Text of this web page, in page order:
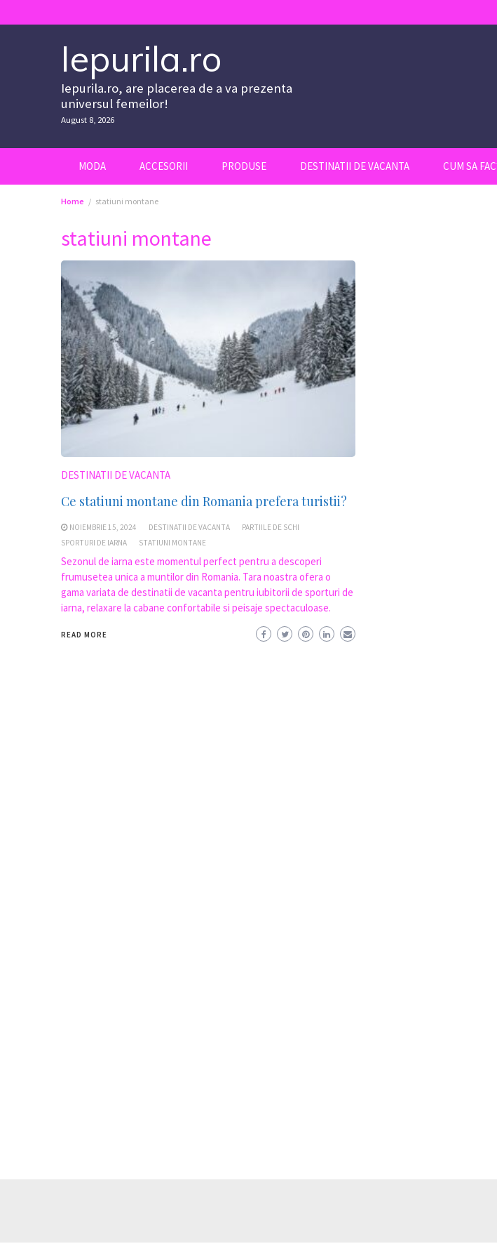
to
Iepurila.ro
Iepurila.ro, are placerea de a va prezenta
universul femeilor!
August 8, 2026
MODA ACCESORII PRODUSE DESTINATII DE VACANTA CUM SA
Home statiuni montane
statiuni montane
DESTINATII DE VACANTA
Ce statiuni montane din Romania prefera turistii?
NOIEMBRIE 15, 2024 DESTINATII DE VACANTA
PARTIILE DE SCHI
SPORTURI DE IARNA
STATIUNI MONTANE
Sezonul de iarna este momentul perfect pentru a descoperi
frumusetea unica a muntilor din Romania. Tara noastra ofera o
gama variata de destinatii de vacanta pentru iubitorii de sporturi de
iarna, relaxare la cabane confortabile si peisaje spectaculoase.
READ MORE